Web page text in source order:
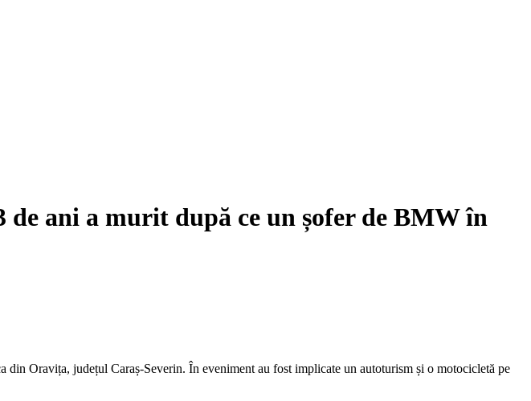
ani a murit după ce un șofer de BMW în
Oravița, județul Caraș-Severin. În eveniment au fost implicate un autoturism și o motocicletă pe